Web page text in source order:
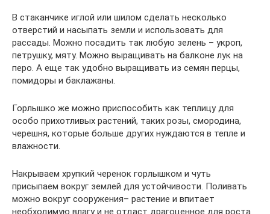
В стаканчике иглой или шилом сделать несколько
отверстий и насыпать земли и использовать для
рассады. Можно посадить так любую зелень – укроп,
петрушку, мяту. Можно выращивать на балконе лук на
перо. А еще так удобно выращивать из семян перцы,
помидоры и баклажаны.
Горлышко же можно приспособить как теплицу для
особо прихотливых растений, таких розы, смородина,
черешня, которые больше других нуждаются в тепле и
влажности.
Накрываем хрупкий черенок горлышком и чуть
присыпаем вокруг землей для устойчивости. Поливать
можно вокруг сооружения– растение и впитает
необходимую влагу и не отдаст драгоценное для роста